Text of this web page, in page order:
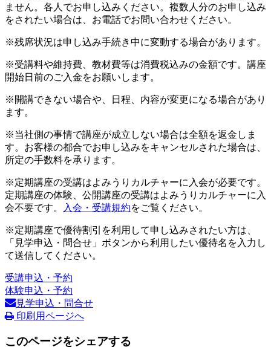
ません。各人でお申し込みください。複数人分のお申し込み
をされたい場合は、お電話でお問い合わせください。
※残席状況は申し込み手続き中に変動する場合があります。
※受講料や維持費、教材費等は消費税込みの金額です。講座
開始日前のご入金をお願いします。
※開講できない場合や、日程、内容が変更になる場合があり
ます。
※当社側の事情で講座が成立しない場合は全額を返金しま
す。お客様の都合でお申し込みをキャンセルされた場合は、
所定の手数料を承ります。
※定期講座の受講はよみうりカルチャーに入会が必要です。
定期講座の体験、公開講座の受講はよみうりカルチャーに入
会不要です。
入会・受講規約をご覧ください。
※定期講座で優待割引を利用して申し込みされたい方は、
「見学申込・問合せ」ボタンから利用したい優待名を入力し
て送信してください。
受講申込・予約
体験申込・予約
見学申込・問合せ
印刷用ページへ
このページをシェアする